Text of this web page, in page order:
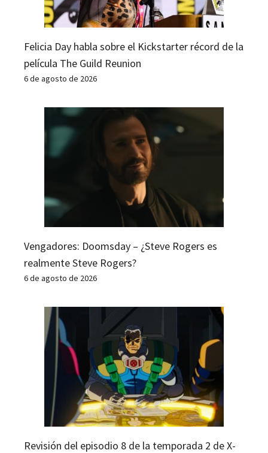
Felicia Day habla sobre el Kickstarter récord de la
película The Guild Reunion
6 de agosto de 2026
Vengadores: Doomsday – ¿Steve Rogers es
realmente Steve Rogers?
6 de agosto de 2026
Revisión del episodio 8 de la temporada 2 de X-